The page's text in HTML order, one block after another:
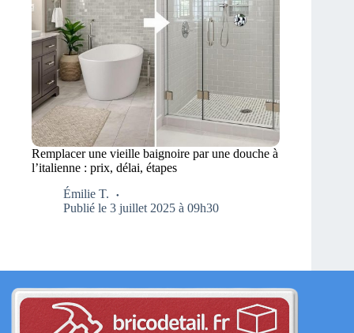
Remplacer une vieille baignoire par une douche à
l’italienne : prix, délai, étapes
Émilie T.
Publié le 3 juillet 2025 à 09h30